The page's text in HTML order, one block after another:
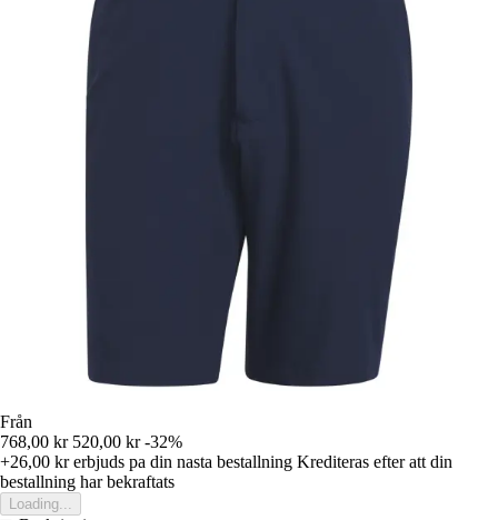
Från
768,00 kr 520,00 kr -32%
+26,00 krerbjuds pa din nasta bestallning Krediteras efter att din
bestallning har bekraftats
Loading...